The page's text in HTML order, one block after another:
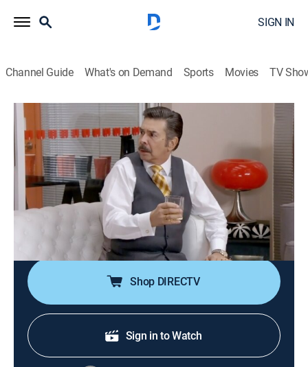
SIGN IN
Channel Guide What's on Demand Sports Movies TV
Durmiendo con mi jefe
Airing | 8/14, 7:30a
S1 E16 | No soy yo, eres tú
0h 30m|TV14|Comedy, Entertainment Galavisión|2022
Briones prepara una cena muy especial para Gina y le
pide a Urrutia que se vaya. Briones se decepciona
cuando Gina le dice que ya no lo ama.
Shop DIRECTV
Sign in to Watch